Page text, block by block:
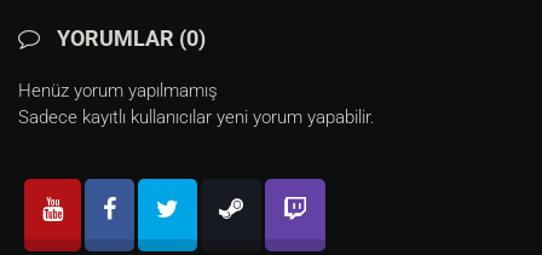
YORUMLAR (0)
Henüz yorum yapılmamış
Sadece kayıtlı kullanıcılar yeni yorum yapabilir.